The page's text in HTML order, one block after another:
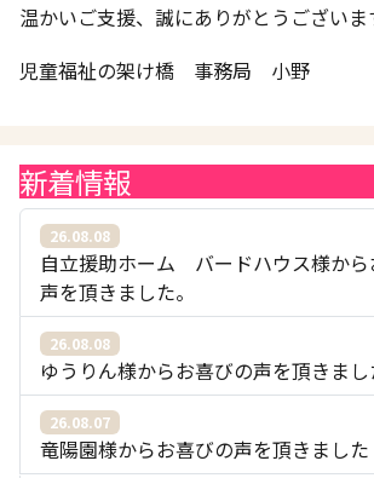
温かいご支援、誠にありがとうございま
児童福祉の架け橋 事務局 小野
新着情報
26.08.08
自立援助ホーム バードハウス様から
声を頂きました。
26.08.08
ゆうりん様からお喜びの声を頂きまし
26.08.07
竜陽園様からお喜びの声を頂きました